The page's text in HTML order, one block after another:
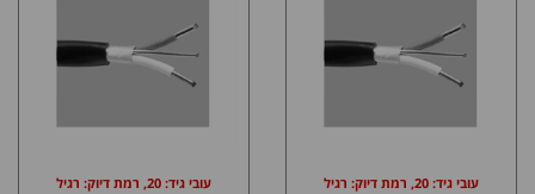
עובי גיד: 20, רמת דיוק: רגיל עובי גיד: 20, רמת דיוק: רגיל